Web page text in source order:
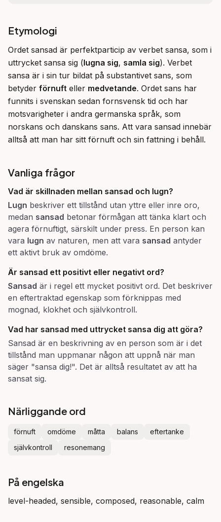
Etymologi
Ordet sansad är perfektparticip av verbet sansa, som i
uttrycket sansa sig (lugna sig, samla sig). Verbet
sansa är i sin tur bildat på substantivet sans, som
betyder förnuft eller medvetande. Ordet sans har
funnits i svenskan sedan fornsvensk tid och har
motsvarigheter i andra germanska språk, som
norskans och danskans sans. Att vara sansad innebär
alltså att man har sitt förnuft och sin fattning i behåll.
Vanliga frågor
Vad är skillnaden mellan sansad och lugn?
Lugn beskriver ett tillstånd utan yttre eller inre oro,
medan sansad betonar förmågan att tänka klart och
agera förnuftigt, särskilt under press. En person kan
vara lugn av naturen, men att vara sansad antyder
ett aktivt bruk av omdöme.
Är sansad ett positivt eller negativt ord?
Sansad är i regel ett mycket positivt ord. Det beskriver
en eftertraktad egenskap som förknippas med
mognad, klokhet och självkontroll.
Vad har sansad med uttrycket sansa dig att göra?
Sansad är en beskrivning av en person som är i det
tillstånd man uppmanar någon att uppnå när man
säger "sansa dig!". Det är alltså resultatet av att ha
sansat sig.
Närliggande ord
förnuft omdöme måtta balans
eftertanke
självkontroll
resonemang
På engelska
level-headed, sensible, composed, reasonable, calm